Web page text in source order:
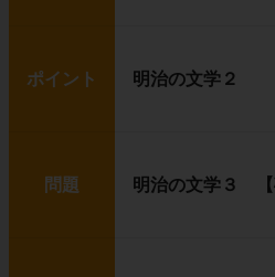
ポイント 明治の文学２
問題 明治の文学３ 【